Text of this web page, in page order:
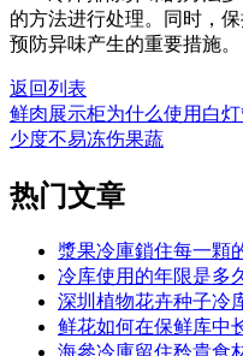
的方法进行处理。同时，
预防异味产生的重要措施。
返回列表
鲜肉展示柜为什么使用白灯
少度不易冻伤果蔬
热门文章
漿果冷庫鎖住每一顆
冷库使用的年限是多
深圳植物花卉种子冷
鲜花如何在保鲜库中
海參冷庫留住矜貴食